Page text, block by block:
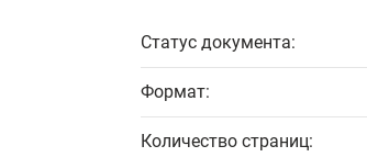
Статус документа:
Формат:
Количество страниц: